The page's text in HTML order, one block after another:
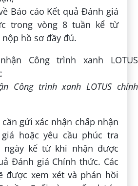
Báo cáo Kết quả Đánh giá
trong vòng 8 tuần kể từ
hồ sơ đầy đủ.
Công trình xanh LOTUS chính
gửi xác nhận chấp nhận
hoặc yêu cầu phúc tra
ngày kể từ khi nhận được
Đánh giá Chính thức. Các
được xem xét và phản hồi